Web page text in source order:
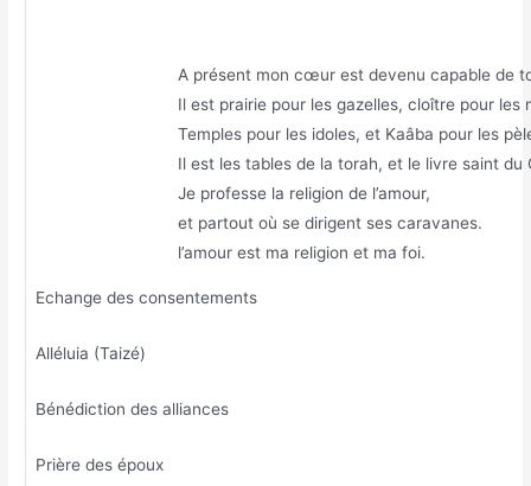
A présent mon cœur est devenu capable de
Il est prairie pour les gazelles, cloître pour les
Temples pour les idoles, et Kaâba pour les
Il est les tables de la torah, et le livre saint du
Je professe la religion de l’amour,
et partout où se dirigent ses caravanes.
l’amour est ma religion et ma foi.
Echange des consentements
Alléluia (Taizé)
Bénédiction des alliances
Prière des époux